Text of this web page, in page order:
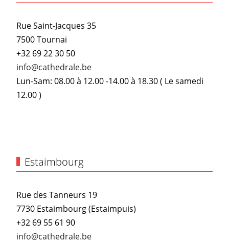
Rue Saint-Jacques 35
7500 Tournai
+32 69 22 30 50
info@cathedrale.be
Lun-Sam: 08.00 à 12.00 -14.00 à 18.30 ( Le samedi
12.00 )
Estaimbourg
Rue des Tanneurs 19
7730 Estaimbourg (Estaimpuis)
+32 69 55 61 90
info@cathedrale.be